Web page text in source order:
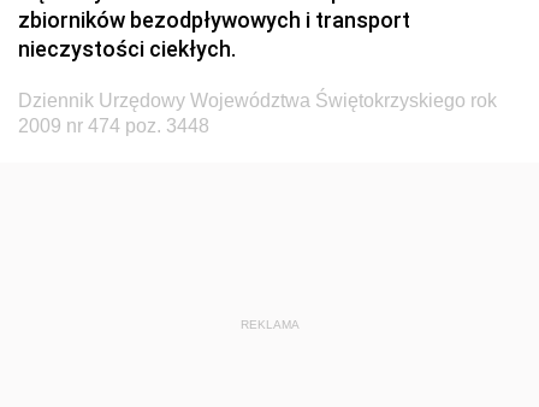
Dziennik Urzędowy Ministra Transportu, Budownictwa
i Gospodarki Morskiej
Dziennik Urzędowy Ministra Administracji i Cyfryzacji
Dziennik Urzędowy Głównego Inspektora Ochrony
Dziennik Urzędowy Ministra Budownictwa i Przemysłu
zbiorników bezodpływowych i transport
nieczystości ciekłych.
Dziennik Urzędowy Województwa Świętokrzyskiego rok
2009 nr 474 poz. 3448
REKLAMA